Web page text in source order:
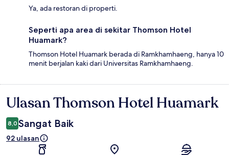
Ya, ada restoran di properti.
Seperti apa area di sekitar Thomson Hotel
Huamark?
Thomson Hotel Huamark berada di Ramkhamhaeng, hanya 10
menit berjalan kaki dari Universitas Ramkhamhaeng.
Ulasan
Ulasan Thomson Hotel Huamark
8,0 Sangat Baik
92 ulasan